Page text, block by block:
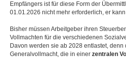
Empfängers ist für diese Form der
01.01.2026 nicht mehr erforderlich, er
Bisher müssen Arbeitgeber ihren
Vollmachten für die verschiedenen
Davon werden sie ab 2028 entlastet, denn
Generalvollmacht, die in einer zentralen